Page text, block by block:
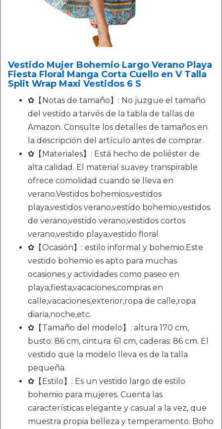
Vestido Mujer Bohemio Largo Verano Playa
Fiesta Floral Manga Corta Cuello en V Talla
Split Wrap Maxi Vestidos 6 S
✿【Notas de tamaño】: No juzgue el tamaño
del vestido a tarvés de la tabla de tallas de
Amazon. Consulte los detalles de tamaños en
la descripción del artículo antes de comprar.
✿【Materiales】: Está hecho de poliéster de
alta calidad. El material suavey transpirable
ofrece comolidad cuando se lleva en
verano.Vestidos bohemios,vestidos
playa,vestidos verano,vestido bohemio,vestidos
de verano,vestido verano,vestidos cortos
verano,vestido playa,vestido floral
✿【Ocasión】: estilo informal y bohemio.Este
vestido bohemio es apto para muchas
ocasiones y actividades como paseo en
playa,fiesta,vacaciones,compras en
calle,vacaciones,exterior,ropa de calle,ropa
diaria,noche,etc.
✿【Tamaño del modelo】: altura 170 cm,
busto: 86 cm, cintura: 61 cm, caderas: 86 cm. El
vestido que la modelo lleva es de la talla
pequeña.
✿【Estilo】: Es un vestido largo de estilo
bohemio para mujeres. Cuenta las
características elegante y casual a la vez, que
muestra propia belleza y temperamento. Boho